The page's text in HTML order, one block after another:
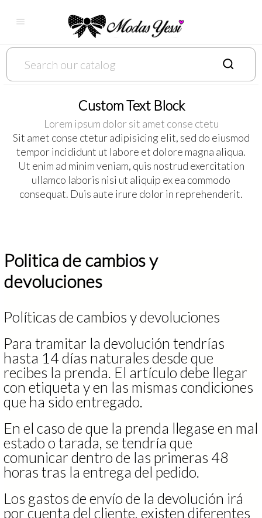

Custom Text Block
Lorem ipsum dolor sit amet conse ctetu
Sit amet conse ctetur adipisicing elit, sed do eiusmod
tempor incididunt ut labore et dolore magna aliqua.
Ut enim ad minim veniam, quis nostrud exercitation
ullamco laboris nisi ut aliquip ex ea commodo
consequat. Duis aute irure dolor in reprehenderit.
Politica de cambios y
devoluciones
Políticas de cambios y devoluciones
Para tramitar la devolución tendrías
hasta 14 días naturales desde que
recibes la prenda. El artículo debe llegar
con etiqueta y en las mismas condiciones
que ha sido entregado.
En el caso de que la prenda llegase en mal
estado o tarada, se tendría que
comunicar dentro de las primeras 48
horas tras la entrega del pedido.
Los gastos de envío de la devolución irá
por cuenta del cliente, existen diferentes